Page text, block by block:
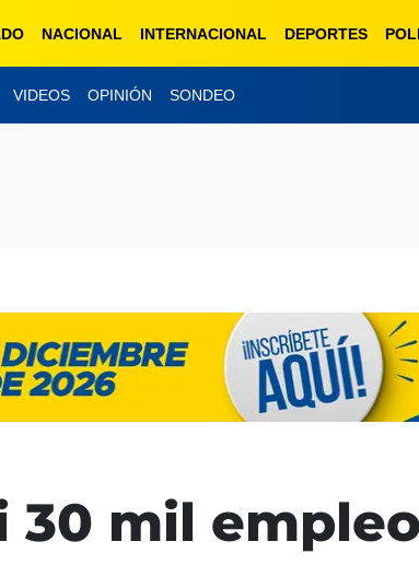
NACIONAL INTERNACIONAL DEPORTES
VIDEOS OPINIÓN SONDEO
30 mil